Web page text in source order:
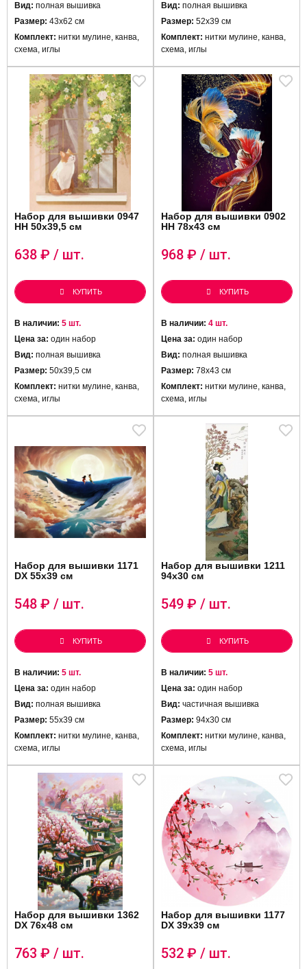
Вид: полная вышивка
Размер: 43х62 см
Комплект: нитки мулине, канва,
схема, иглы
Вид: полная вышивка
Размер: 52х39 см
Комплект: нитки мулине, канва,
схема, иглы
Набор для вышивки 0947
HH 50х39,5 см
638 ₽ / шт.
КУПИТЬ
В наличии: 5 шт.
Цена за: один набор
Вид: полная вышивка
Размер: 50х39,5 см
Комплект: нитки мулине, канва,
схема, иглы
Набор для вышивки 0902
HH 78x43 см
968 ₽ / шт.
КУПИТЬ
В наличии: 4 шт.
Цена за: один набор
Вид: полная вышивка
Размер: 78x43 см
Комплект: нитки мулине, канва,
схема, иглы
Набор для вышивки 1171
DX 55x39 см
548 ₽ / шт.
КУПИТЬ
В наличии: 5 шт.
Цена за: один набор
Вид: полная вышивка
Размер: 55x39 см
Комплект: нитки мулине, канва,
схема, иглы
Набор для вышивки 1211
94x30 см
549 ₽ / шт.
КУПИТЬ
В наличии: 5 шт.
Цена за: один набор
Вид: частичная вышивка
Размер: 94x30 см
Комплект: нитки мулине, канва,
схема, иглы
Набор для вышивки 1362
DX 76х48 см
763 ₽ / шт.
Набор для вышивки 1177
DX 39х39 см
532 ₽ / шт.